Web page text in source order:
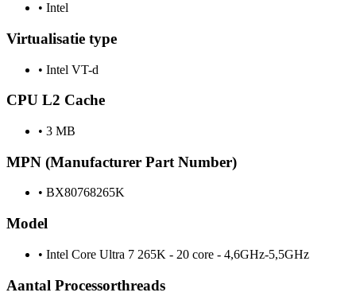
• Intel
Virtualisatie type
• Intel VT-d
CPU L2 Cache
• 3 MB
MPN (Manufacturer Part Number)
• BX80768265K
Model
• Intel Core Ultra 7 265K - 20 core - 4,6GHz-5,5GHz
Aantal Processorthreads